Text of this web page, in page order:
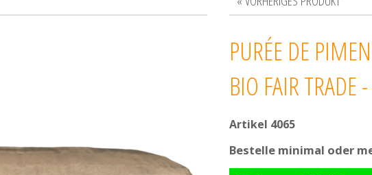
PURÉE DE
BIO FAIR TRADE
Artikel 4065
Bestelle minimal oder